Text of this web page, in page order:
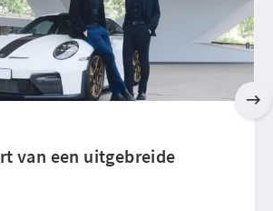
van een uitgebreide